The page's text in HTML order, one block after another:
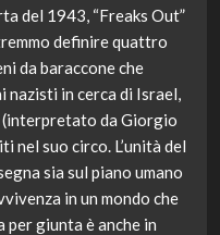
del 1943, “Freaks Out”
definire quattro
da baraccone che
in cerca di Israel,
da Giorgio
nel suo circo. L’unità del
sia sul piano umano
in un mondo che
per giunta è anche in